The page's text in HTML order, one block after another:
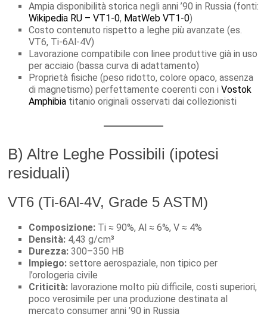
Ampia disponibilità storica negli anni ’90 in Russia (fonti:
Wikipedia RU – VT1-0, MatWeb VT1-0)
Costo contenuto rispetto a leghe più avanzate (es.
VT6, Ti-6Al-4V)
Lavorazione compatibile con linee produttive già in uso
per acciaio (bassa curva di adattamento)
Proprietà fisiche (peso ridotto, colore opaco, assenza
di magnetismo) perfettamente coerenti con iVostok
Amphibia titanio originali osservati dai collezionisti
B) Altre Leghe Possibili (ipotesi
residuali)
VT6 (Ti-6Al-4V, Grade 5 ASTM)
Composizione: Ti ≈ 90%, Al ≈ 6%, V ≈ 4%
Densità: 4,43 g/cm³
Durezza: 300–350 HB
Impiego: settore aerospaziale, non tipico per
l’orologeria civile
Criticità: lavorazione molto più difficile, costi superiori,
poco verosimile per una produzione destinata al
mercato consumer anni ’90 in Russia